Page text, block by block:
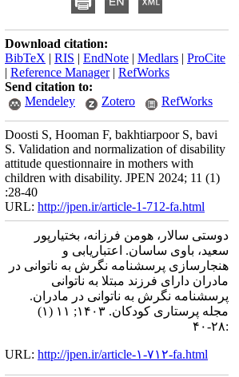
Download citation:
BibTeX | RIS | EndNote | Medlars | ProCite
| Reference Manager| RefWorks
Send citation to:
Mendeley
Zotero RefWorks
Doosti S, Hooman F, bakhtiarpoor S, bavi
S. Validation and normalization of disability
attitude questionnaire in mothers with
children with disability. JPEN 2024; 11 (1)
:28-40
URL: http://jpen.ir/article-1-712-fa.html
دوستی سالار، هومن فرزانه، بختیارپور
سعید، باوی ساسان. اعتباریابی و
هنجارسازی پرسشنامه نگرش به ناتوانی در
مادران دارای فرزند مبتلا به ناتوانی
پرسشنامه نگرش به ناتوانی در مادران.
مجله پرستاری کودکان. ۱۴۰۳; ۱۱ (۱)
:۲۸-۴۰
URL: http://jpen.ir/article-۱-۷۱۲-fa.html